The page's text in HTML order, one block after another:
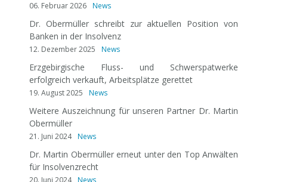
06. Februar 2026 News
Dr. Obermüller schreibt zur aktuellen Position von
Banken in der Insolvenz
12. Dezember 2025 News
Erzgebirgische Fluss- und Schwerspatwerke
erfolgreich verkauft, Arbeitsplätze gerettet
19. August 2025 News
Weitere Auszeichnung für unseren Partner Dr. Martin
Obermüller
21. Juni 2024 News
Dr. Martin Obermüller erneut unter den Top Anwälten
für Insolvenzrecht